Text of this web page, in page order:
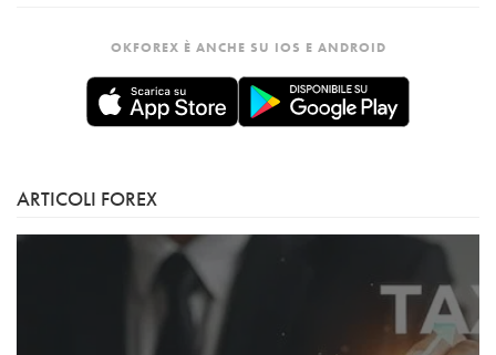
OKFOREX È ANCHE SU IOS E ANDROID
ARTICOLI FOREX